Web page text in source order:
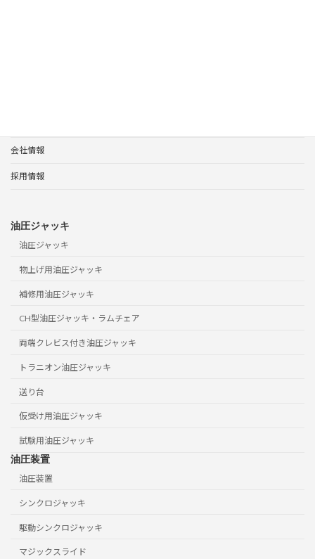
会社情報
採用情報
油圧ジャッキ
油圧ジャッキ
物上げ用油圧ジャッキ
補修用油圧ジャッキ
CH型油圧ジャッキ・ラムチェア
両端クレビス付き油圧ジャッキ
トラニオン油圧ジャッキ
送り台
仮受け用油圧ジャッキ
試験用油圧ジャッキ
油圧装置
油圧装置
シンクロジャッキ
駆動シンクロジャッキ
マジックスライド